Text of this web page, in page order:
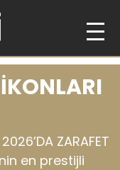
ZARAFET
en prestijli